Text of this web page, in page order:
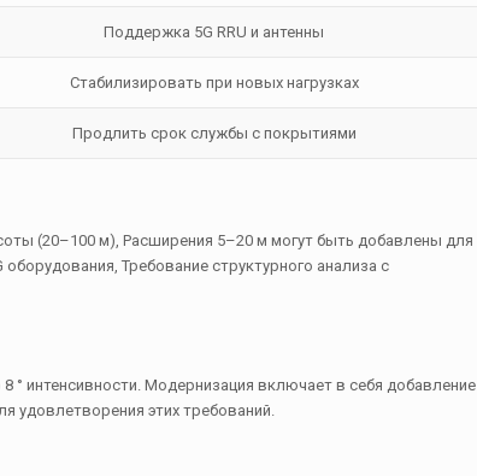
Поддержка 5G RRU и антенны
Стабилизировать при новых нагрузках
Продлить срок службы с покрытиями
(20–100 м), Расширения 5–20 м могут быть добавлены для
Требование структурного анализа с
интенсивности. Модернизация включает в себя добавление
удовлетворения этих требований.